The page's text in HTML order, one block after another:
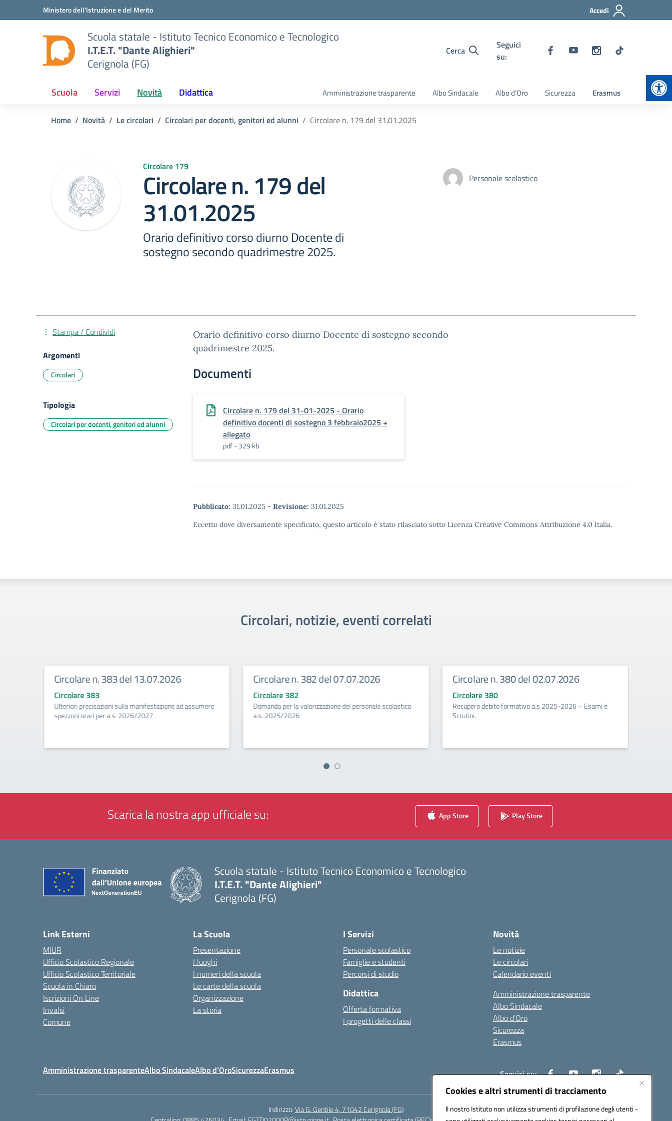
Cookies e altri strumenti di tracciamento
Il nostro Istituto non utilizza strumenti di profilazione degli utenti -
Vai ai contenuti
Vai al menu di navigazioneMinistero dell'Istruzione e del Merito Accedi
Scuola statale - Istituto Tecnico Economico e Tecnologico
I.T.E.T. "Dante Alighieri"
Cerignola (FG)
Cerca
Seguici
su:
Scuola Servizi Novità Didattica Amministrazione trasparente Albo Sindacale Albo d’Oro Sicurezza Erasmus
Home Novità Le circolari Circolari per docenti, genitori ed alunni Circolare n. 179 del 31.01.2025
Circolare 179
Circolare n. 179 del
31.01.2025
Orario definitivo corso diurno Docente di
sostegno secondo quadrimestre 2025.
Personale scolastico
Orario definitivo corso diurno Docente di sostegno secondo
quadrimestre 2025.
Documenti
Circolare n. 179 del 31-01-2025 - Orario
definitivo docenti di sostegno 3 febbraio2025 +
allegato
pdf - 329 kb
Pubblicato: 31.01.2025 - Revisione: 31.01.2025
Eccetto dove diversamente specificato, questo articolo è stato rilasciato sotto Licenza Creative Commons Attribuzione 4.0 Italia.
Stampa / Condividi
Argomenti
Circolari
Tipologia
Circolari per docenti, genitori ed alunni
Circolari, notizie, eventi correlati
Circolare n. 383 del 13.07.2026
Circolare 383
Ulteriori precisazioni sulla manifestazione ad assumere
spezzoni orari per a.s. 2026/2027
Circolare n. 382 del 07.07.2026
Circolare 382
Domanda per la valorizzazione del personale scolastico
a.s. 2025/2026
Circolare n. 380 del 02.07.2026
Circolare 380
Recupero debito formativo a.s 2025-2026 – Esami e
Scrutini.
Scarica la nostra app ufficiale su: App Store Play Store
Scuola statale - Istituto Tecnico Economico e Tecnologico
I.T.E.T. "Dante Alighieri"
Cerignola (FG)
Link Esterni
MIUR
Ufficio Scolastico Regionale
Ufficio Scolastico Territoriale
Scuola in Chiaro
Iscrizioni On Line
Invalsi
Comune
La Scuola
Presentazione
I luoghi
I numeri della scuola
Le carte della scuola
Organizzazione
La storia
I Servizi
Personale scolastico
Famiglie e studenti
Percorsi di studio
Didattica
Offerta formativa
I progetti delle classi
Novità
Le notizie
Le circolari
Calendario eventi
Amministrazione trasparente
Albo Sindacale
Albo d’Oro
Sicurezza
Erasmus
Amministrazione trasparenteAlbo SindacaleAlbo d’OroSicurezzaErasmus Seguici su:
Indirizzo:Via G. Gentile 4, 71042 Cerignola (FG)